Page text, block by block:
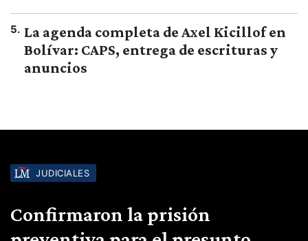
5. La agenda completa de Axel Kicillof en
Bolívar: CAPS, entrega de escrituras y
anuncios
JUDICIALES
Confirmaron la prisión